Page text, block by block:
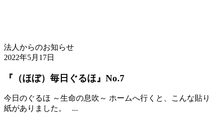
法人からのお知らせ
2022年5月17日
『（ほぼ）毎日ぐるほ』No.7
今日のぐるほ ～生命の息吹～ ホームへ行くと、こんな貼り
紙がありました。 ...